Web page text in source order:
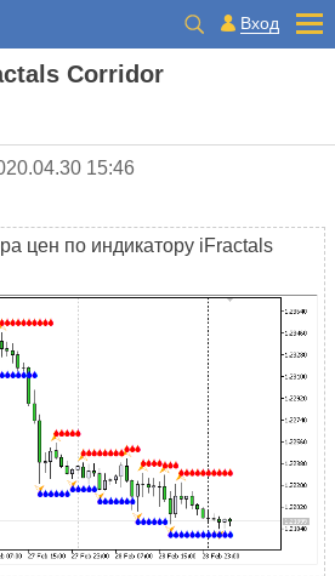
Вход
Corridor
15:46
цен по индикатору iFractals